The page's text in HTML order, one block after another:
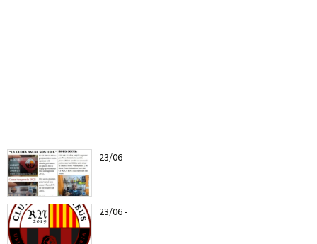
23/06-
23/06-